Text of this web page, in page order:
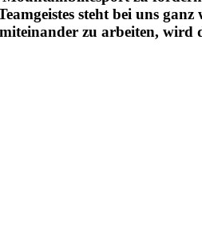
steht bei uns
zu arbeiten, wird